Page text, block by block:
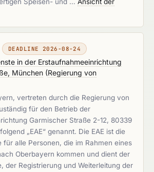
DEADLINE 2026-08-24
in der Erstaufnahmeeinrichtung
München (Regierung von
vertreten durch die Regierung von
für den Betrieb der
Garmischer Straße 2-12, 80339
„EAE“ genannt. Die EAE ist die
für alle Personen, die im Rahmen eines
Oberbayern kommen und dient der
der Registrierung und Weiterleitung der